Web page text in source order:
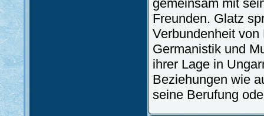
gemeinsam mit
Freunden. Glatz
Verbundenheit
Germanistik und
ihrer Lage in
Beziehungen wie
seine Berufung